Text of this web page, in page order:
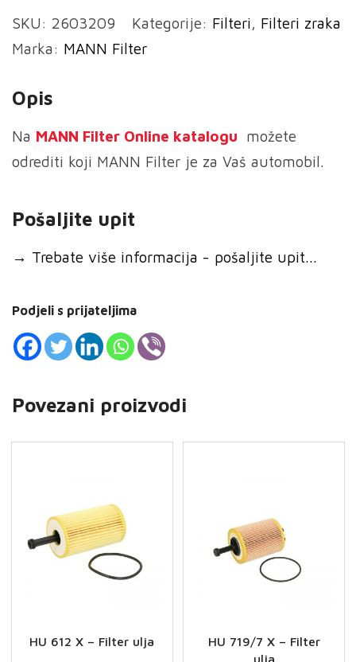
-
Filter
količina
SKU: 2603209 Kategorije: Filteri, Filteri zraka
Marka: MANN Filter
Opis
Na MANN Filter Online katalogu možete
odrediti koji MANN Filter je za Vaš automobil.
Pošaljite upit
→ Trebate više informacija - pošaljite upit...
Podjeli s prijateljima
Povezani proizvodi
HU 612 X – Filter ulja
HU 719/7 X – Filter
ulja